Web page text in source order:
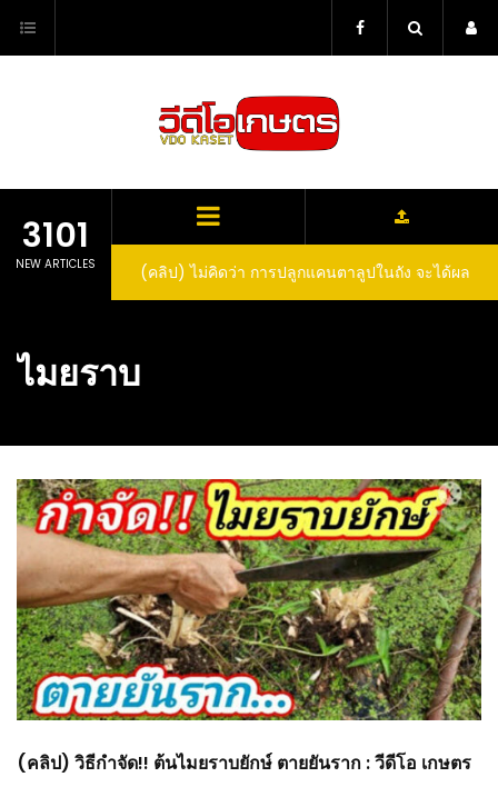
content
3101
NEW ARTICLES
(คลิป) ไม่คิดว่า การปลูกแคนตาลูปในถัง จะได้ผล
ลูกโตและหวานขนาดนี้ I didn’t expect that
ไมยราบ
(คลิป) วิธีกำจัด!! ต้นไมยราบยักษ์ ตายยันราก : วีดีโอ เกษตร